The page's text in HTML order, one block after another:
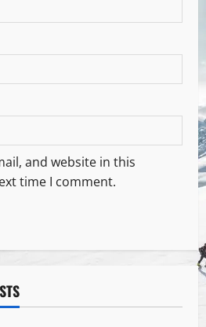
and website in this
time I comment.